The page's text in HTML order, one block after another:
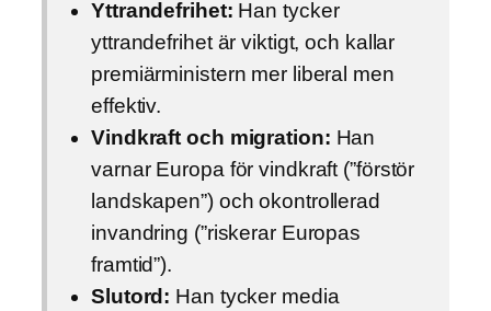
Yttrandefrihet: Han tycker
yttrandefrihet är viktigt, och kallar
premiärministern mer liberal men
effektiv.
Vindkraft och migration: Han
varnar Europa för vindkraft (”förstör
landskapen”) och okontrollerad
invandring (”riskerar Europas
framtid”).
Slutord: Han tycker media